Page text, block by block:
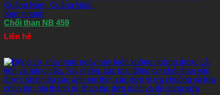
Xem nhanh
Chổi than NB 459
Liên hệ